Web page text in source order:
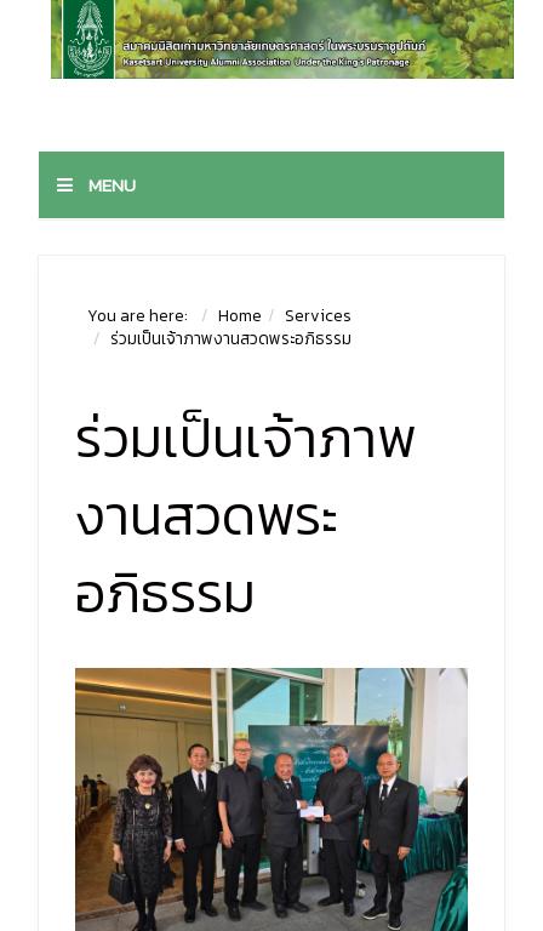
MENU
You are here: Home
Services
ร่วมเป็นเจ้าภาพงานสวดพระอภิธรรม
ร่วมเป็นเจ้าภาพ
งานสวดพระ
อภิธรรม